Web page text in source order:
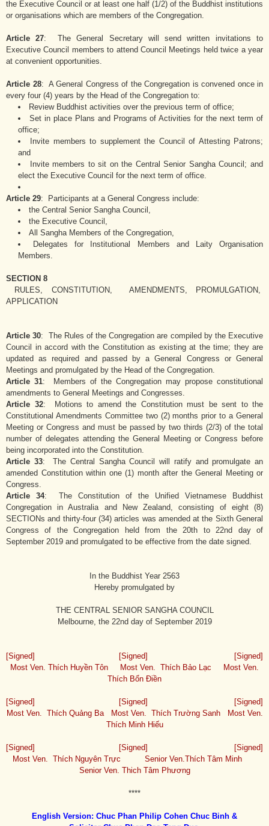
the Executive Council or at least one half (1/2) of the Buddhist institutions
or organisations which are members of the Congregation.
Article 27: The General Secretary will send written invitations to
Executive Council members to attend Council Meetings held twice a year
at convenient opportunities.
Article 28: A General Congress of the Congregation is convened once in
every four (4) years by the Head of the Congregation to:
Review Buddhist activities over the previous term of office;
Set in place Plans and Programs of Activities for the next term of
office;
Invite members to supplement the Council of Attesting Patrons;
and
Invite members to sit on the Central Senior Sangha Council; and
elect the Executive Council for the next term of office.
Article 29: Participants at a General Congress include:
the Central Senior Sangha Council,
the Executive Council,
All Sangha Members of the Congregation,
Delegates for Institutional Members and Laity Organisation
Members.
SECTION 8
RULES, CONSTITUTION, AMENDMENTS, PROMULGATION,
APPLICATION
Article 30: The Rules of the Congregation are compiled by the Executive
Council in accord with the Constitution as existing at the time; they are
updated as required and passed by a General Congress or General
Meetings and promulgated by the Head of the Congregation.
Article 31: Members of the Congregation may propose constitutional
amendments to General Meetings and Congresses.
Article 32: Motions to amend the Constitution must be sent to the
Constitutional Amendments Committee two (2) months prior to a General
Meeting or Congress and must be passed by two thirds (2/3) of the total
number of delegates attending the General Meeting or Congress before
being incorporated into the Constitution.
Article 33: The Central Sangha Council will ratify and promulgate an
amended Constitution within one (1) month after the General Meeting or
Congress.
Article 34: The Constitution of the Unified Vietnamese Buddhist
Congregation in Australia and New Zealand, consisting of eight (8)
SECTIONs and thirty-four (34) articles was amended at the Sixth General
Congress of the Congregation held from the 20th to 22nd day of
September 2019 and promulgated to be effective from the date signed.
In the Buddhist Year 2563
Hereby promulgated by
THE CENTRAL SENIOR SANGHA COUNCIL
Melbourne, the 22nd day of September 2019
[Signed] [Signed] [Signed]
Most Ven. Thích Huyền Tôn Most Ven. Thích Bảo Lạc Most Ven.
Thích Bổn Điền
[Signed] [Signed] [Signed]
Most Ven. Thích Quảng Ba Most Ven. Thích Trường Sanh Most Ven.
Thích Minh Hiếu
[Signed] [Signed] [Signed]
Most Ven. Thích Nguyên Trực Senior Ven.Thích Tâm Minh
Senior Ven. Thich Tâm Phương
****
English Version: Chuc Phan Philip Cohen Chuc Binh &